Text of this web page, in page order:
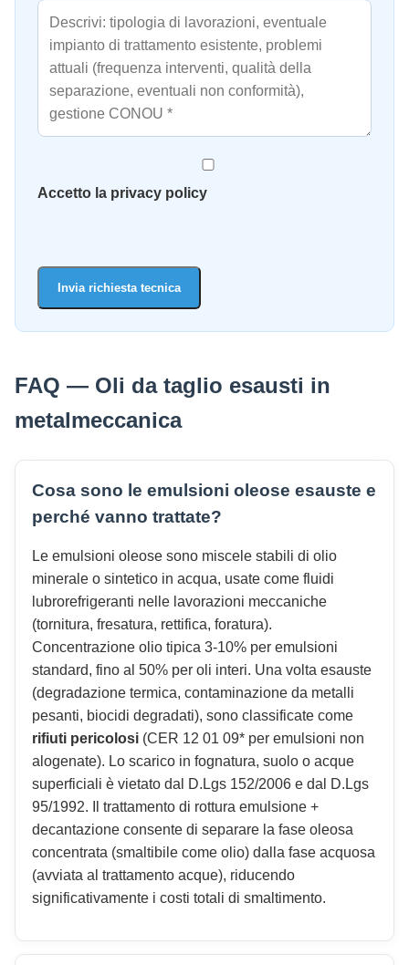
Accetto la privacy policy
Invia richiesta tecnica
FAQ — Oli da taglio esausti in
metalmeccanica
Cosa sono le emulsioni oleose esauste e
perché vanno trattate?
Le emulsioni oleose sono miscele stabili di olio
minerale o sintetico in acqua, usate come fluidi
lubrorefrigeranti nelle lavorazioni meccaniche
(tornitura, fresatura, rettifica, foratura).
Concentrazione olio tipica 3-10% per emulsioni
standard, fino al 50% per oli interi. Una volta esauste
(degradazione termica, contaminazione da metalli
pesanti, biocidi degradati), sono classificate come
rifiuti pericolosi (CER 12 01 09* per emulsioni non
alogenate). Lo scarico in fognatura, suolo o acque
superficiali è vietato dal D.Lgs 152/2006 e dal D.Lgs
95/1992. Il trattamento di rottura emulsione +
decantazione consente di separare la fase oleosa
concentrata (smaltibile come olio) dalla fase acquosa
(avviata al trattamento acque), riducendo
significativamente i costi totali di smaltimento.